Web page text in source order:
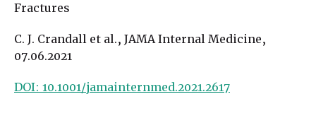
Fractures
C. J. Crandall et al., JAMA Internal Medicine,
07.06.2021
DOI: 10.1001/jamainternmed.2021.2617